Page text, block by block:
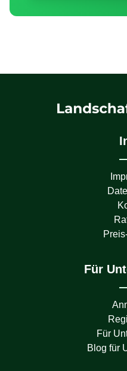
Für
Für
Blog für